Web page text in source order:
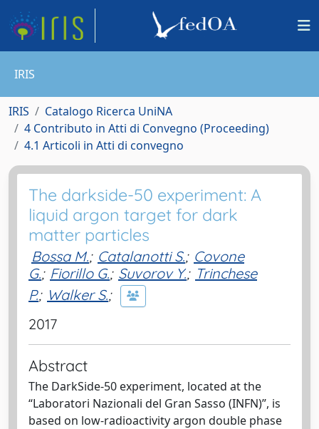
IRIS
IRIS
Catalogo Ricerca UniNA
4 Contributo in Atti di Convegno (Proceeding)
4.1 Articoli in Atti di convegno
The darkside-50 experiment: A
liquid argon target for dark
matter particles
Bossa M.; Catalanotti S.; Covone
G.; Fiorillo G.; Suvorov Y.; Trinchese
P.; Walker S.;
2017
Abstract
The DarkSide-50 experiment, located at the
“Laboratori Nazionali del Gran Sasso (INFN)”, is
based on low-radioactivity argon double phase